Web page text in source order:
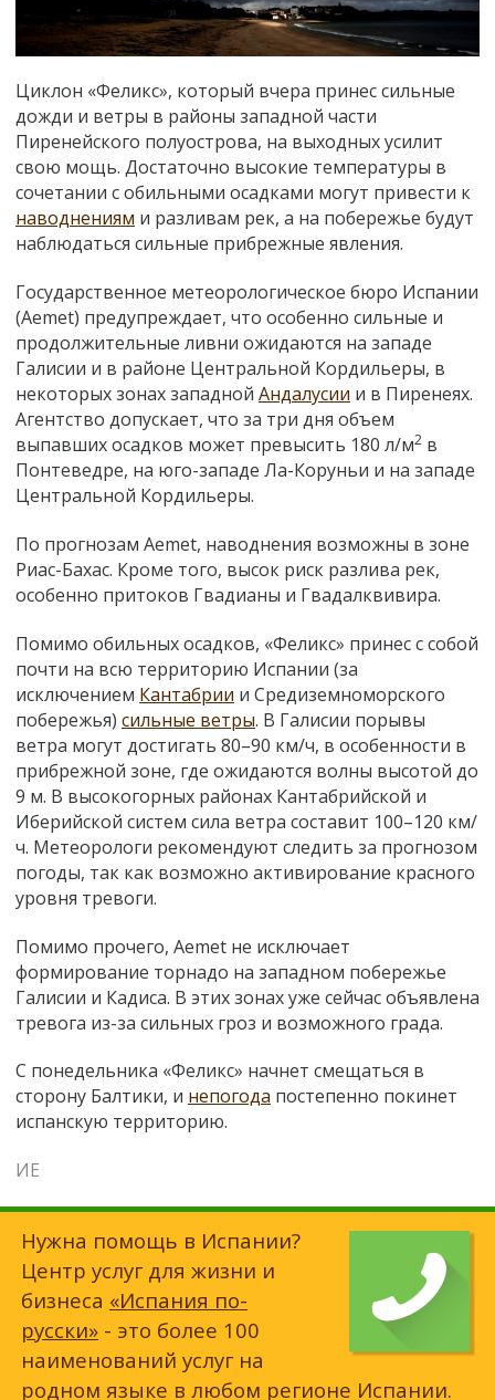
Циклон «Феликс», который вчера принес сильные
дожди и ветры в районы западной части
Пиренейского полуострова, на выходных усилит
свою мощь. Достаточно высокие температуры в
сочетании с обильными осадками могут привести к
наводнениям и разливам рек, а на побережье будут
наблюдаться сильные прибрежные явления.
Государственное метеорологическое бюро Испании
(Aemet) предупреждает, что особенно сильные и
продолжительные ливни ожидаются на западе
Галисии и в районе Центральной Кордильеры, в
некоторых зонах западной Андалусии и в Пиренеях.
Агентство допускает, что за три дня объем
выпавших осадков может превысить 180 л/м2 в
Понтеведре, на юго-западе Ла-Коруньи и на западе
Центральной Кордильеры.
По прогнозам Aemet, наводнения возможны в зоне
Риас-Бахас. Кроме того, высок риск разлива рек,
особенно притоков Гвадианы и Гвадалквивира.
Помимо обильных осадков, «Феликс» принес с собой
почти на всю территорию Испании (за
исключением Кантабрии и Средиземноморского
побережья) сильные ветры. В Галисии порывы
ветра могут достигать 80–90 км/ч, в особенности в
прибрежной зоне, где ожидаются волны высотой до
9 м. В высокогорных районах Кантабрийской и
Иберийской систем сила ветра составит 100–120 км/
ч. Метеорологи рекомендуют следить за прогнозом
погоды, так как возможно активирование красного
уровня тревоги.
Помимо прочего, Aemet не исключает
формирование торнадо на западном побережье
Галисии и Кадиса. В этих зонах уже сейчас объявлена
тревога из-за сильных гроз и возможного града.
С понедельника «Феликс» начнет смещаться в
сторону Балтики, и непогода постепенно покинет
испанскую территорию.
ИЕ
Нужна помощь в Испании?
Центр услуг для жизни и
бизнеса «Испания по-
русски» - это более 100
наименований услуг на
родном языке в любом регионе Испании.